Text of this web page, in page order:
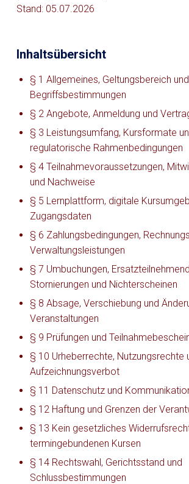
Stand: 05.07.2026
Inhaltsübersicht
§ 1 Allgemeines, Geltungsbereich und
Begriffsbestimmungen
§ 2 Angebote, Anmeldung und
§ 3 Leistungsumfang, Kursformate
regulatorische Rahmenbedingungen
§ 4 Teilnahmevoraussetzungen,
und Nachweise
§ 5 Lernplattform, digitale
Zugangsdaten
§ 6 Zahlungsbedingungen,
Verwaltungsleistungen
§ 7 Umbuchungen,
Stornierungen und Nichterscheinen
§ 8 Absage, Verschiebung und
Veranstaltungen
§ 9 Prüfungen und
§ 10 Urheberrechte, Nutzungsrechte
Aufzeichnungsverbot
§ 11 Datenschutz und
§ 12 Haftung und Grenzen der
§ 13 Kein gesetzliches
termingebundenen Kursen
§ 14 Rechtswahl, Gerichtsstand und
Schlussbestimmungen